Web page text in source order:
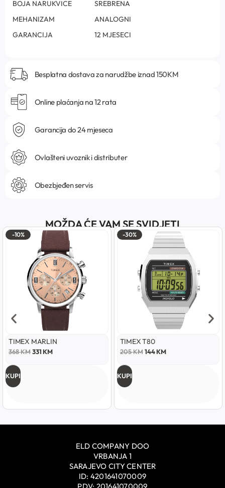
BOJA NARUKVICE
SREBRENA
MEHANIZAM
ANALOGNI
GARANCIJA
12 MJESECI
Besplatna dostava za narudžbe iznad 150KM
Online plaćanja na 12 rata
Garancija do 24 mjeseca
Ovlašteni uvoznik i distributer
Obezbjeđen servis
MOŽDA ĆE VAM SE SVIDJETI
-10%
TIMEX MARLIN
368KM331KM
KUPI
-30%
TIMEX T80
205KM 144KM
KUPI
ELD COMPANY DOO
VRBANJA 1
SARAJEVO CITY CENTER
ID: 4201641070009